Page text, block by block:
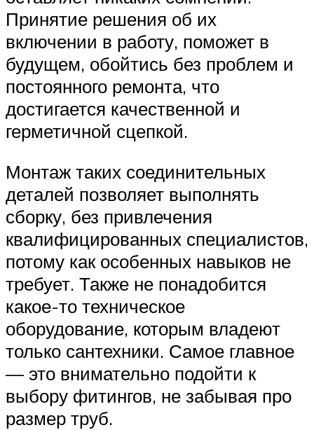
Принятие решения об их
включении в работу, поможет в
будущем, обойтись без проблем и
постоянного ремонта, что
достигается качественной и
герметичной сцепкой.
Монтаж таких соединительных
деталей позволяет выполнять
сборку, без привлечения
квалифицированных специалистов,
потому как особенных навыков не
требует. Также не понадобится
какое-то техническое
оборудование, которым владеют
только сантехники. Самое главное
— это внимательно подойти к
выбору фитингов, не забывая про
размер труб.